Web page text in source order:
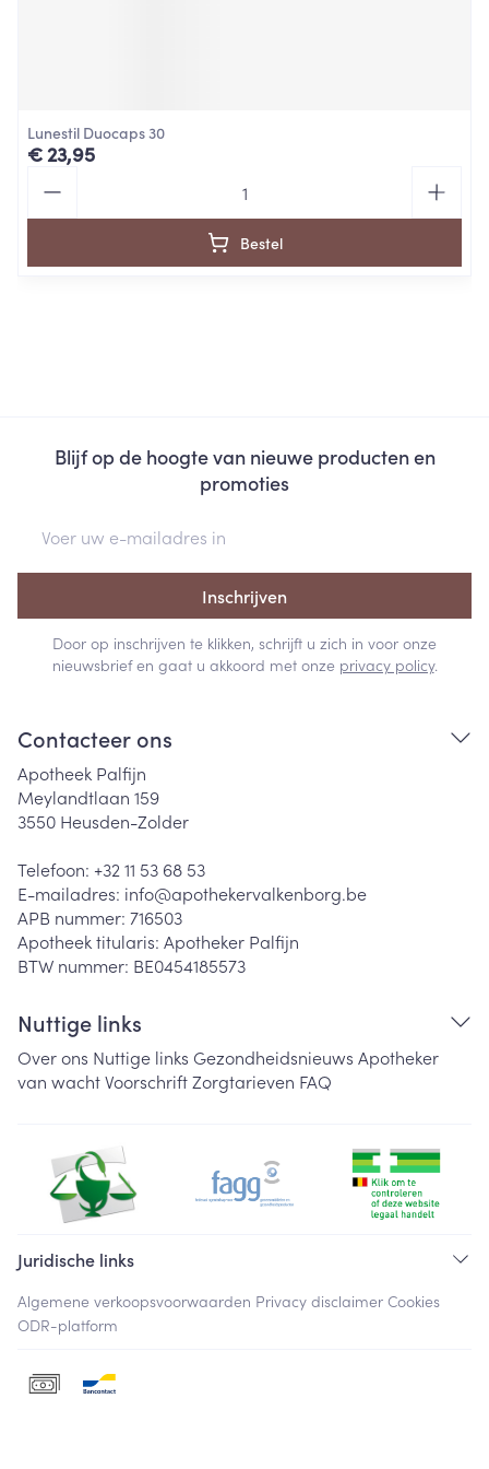
Lunestil Duocaps 30
€ 23,95
Bestel
Blijf op de hoogte van nieuwe producten en
promoties
Inschrijven
Door op inschrijven te klikken, schrijft u zich in voor onze
nieuwsbrief en gaat u akkoord met onze privacy policy.
Contacteer ons
Apotheek Palfijn
Meylandtlaan 159
3550 Heusden-Zolder
Telefoon: +32 11 53 68 53
E-mailadres: info@apothekervalkenborg.be
APB nummer: 716503
Apotheek titularis: Apotheker Palfijn
BTW nummer: BE0454185573
Nuttige links
Over ons Nuttige links Gezondheidsnieuws Apotheker
van wachtVoorschriftZorgtarieven FAQ
Juridische links
Algemene verkoopsvoorwaarden Privacy disclaimer Cookies
ODR-platform